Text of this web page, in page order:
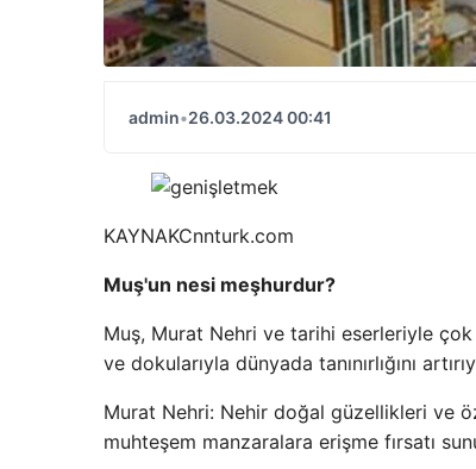
admin•26.03.2024 00:41
KAYNAKCnnturk.com
Muş'un nesi meşhurdur?
Muş, Murat Nehri ve tarihi eserleriyle
ve dokularıyla dünyada tanınırlığını
Murat Nehri: Nehir doğal güzellikleri ve
muhteşem manzaralara erişme fırsatı